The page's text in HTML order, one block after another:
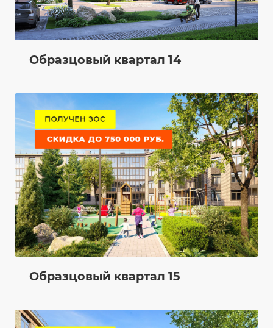
Образцовый квартал 14
Образцовый квартал 15